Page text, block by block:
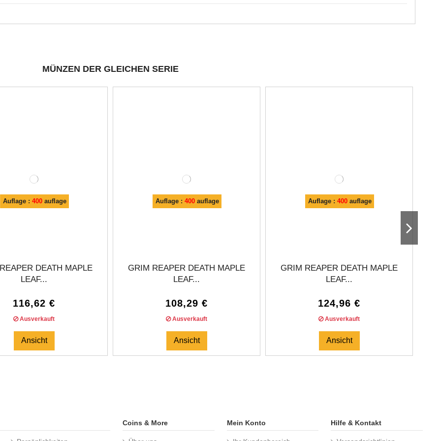
MÜNZEN DER GLEICHEN SERIE
Auflage : 400auflage
DEATH MAPLE
LEAF...
116,62 €
Ausverkauft
Ansicht
Auflage : 400auflage
GRIM REAPER DEATH MAPLE
LEAF...
108,29 €
Ausverkauft
Ansicht
Auflage : 400auflage
GRIM REAPER DEATH MAPLE
LEAF...
124,96 €
Ausverkauft
Ansicht
Coins & More Mein Konto Hilfe & Kontakt